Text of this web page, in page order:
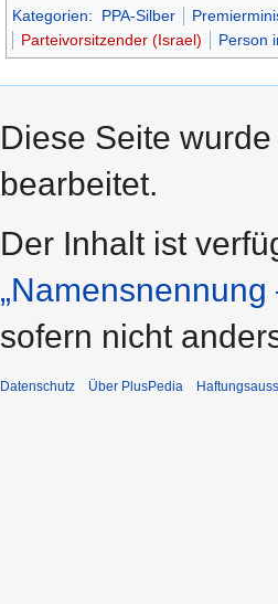
Kategorien: PPA-Silber
Parteivorsitzender (Israel)
Person
Diese Seite
bearbeitet.
Der Inhalt ist
sofern nicht
Datenschutz Über PlusPedia